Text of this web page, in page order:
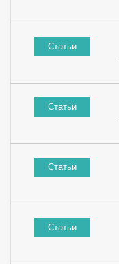
Статьи
Статьи
Статьи
Статьи